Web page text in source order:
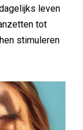
leven
tot
stimuleren